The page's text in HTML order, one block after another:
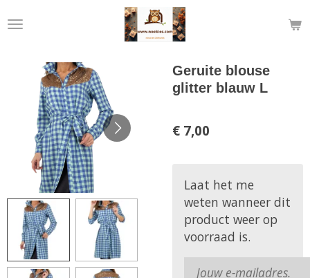
direct
hoofdinhoud
Geruite blouse
glitter blauw L
€ 7,00
Laat het me
weten wanneer dit
product weer op
voorraad is.